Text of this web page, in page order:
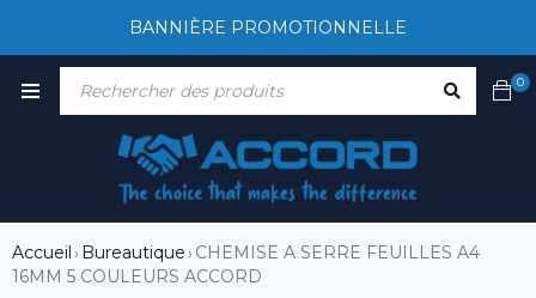
BANNIÈRE PROMOTIONNELLE
0
Accueil› Bureautique› CHEMISE A SERRE FEUILLES A4
16MM 5 COULEURS ACCORD